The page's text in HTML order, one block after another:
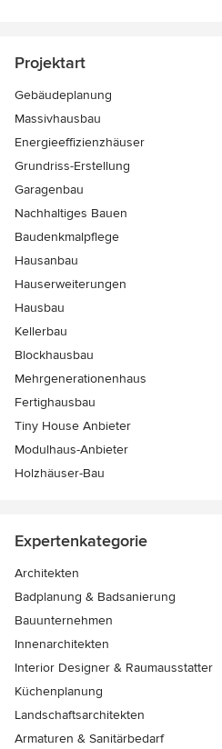
Projektart
Gebäudeplanung
Massivhausbau
Energieeffizienzhäuser
Grundriss-Erstellung
Garagenbau
Nachhaltiges Bauen
Baudenkmalpflege
Hausanbau
Hauserweiterungen
Hausbau
Kellerbau
Blockhausbau
Mehrgenerationenhaus
Fertighausbau
Tiny House Anbieter
Modulhaus-Anbieter
Holzhäuser-Bau
Expertenkategorie
Architekten
Badplanung & Badsanierung
Bauunternehmen
Innenarchitekten
Interior Designer & Raumausstatter
Küchenplanung
Landschaftsarchitekten
Armaturen & Sanitärbedarf